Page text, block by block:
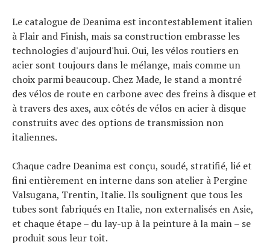
Le catalogue de Deanima est incontestablement italien
à Flair and Finish, mais sa construction embrasse les
technologies d'aujourd'hui. Oui, les vélos routiers en
acier sont toujours dans le mélange, mais comme un
choix parmi beaucoup. Chez Made, le stand a montré
des vélos de route en carbone avec des freins à disque et
à travers des axes, aux côtés de vélos en acier à disque
construits avec des options de transmission non
italiennes.
Chaque cadre Deanima est conçu, soudé, stratifié, lié et
fini entièrement en interne dans son atelier à Pergine
Valsugana, Trentin, Italie. Ils soulignent que tous les
tubes sont fabriqués en Italie, non externalisés en Asie,
et chaque étape – du lay-up à la peinture à la main – se
produit sous leur toit.